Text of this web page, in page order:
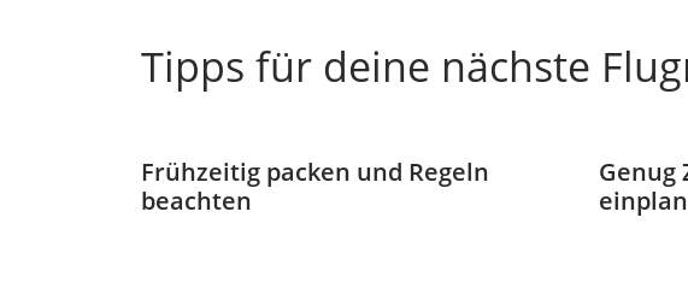
Tipps für deine nächste
Frühzeitig packen und Regeln
beachten
Genug